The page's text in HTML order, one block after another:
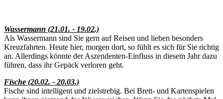
Wassermann (21.01. - 19.02.)
Als Wassermann sind Sie gern auf Reisen und lieben besonders
Kreuzfahrten. Heute hier, morgen dort, so fühlt es sich für Sie richtig
an. Allerdings könnte der Aszendenten-Einfluss in diesem Jahr dazu
führen, dass ihr Gepäck verloren geht.
Fische (20.02. - 20.03.)
Fische sind intelligent und zielstrebig. Bei Brett- und Kartenspielen